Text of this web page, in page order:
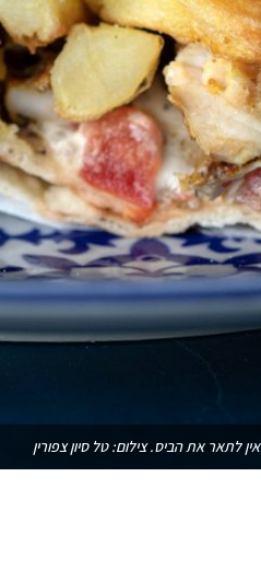
אין לתאר את הביס. צילום: טל סיון צפורין